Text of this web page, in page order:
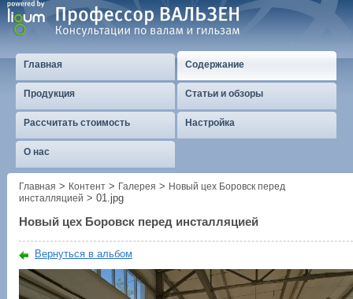
Главная Содержание
Продукция Статьи и обзоры
Рассчитать стоимость Настройка
О нас
Главная > Контент > Галерея > Новый цех Боровск перед
инсталляцией > 01.jpg
Новый цех Боровск перед инсталляцией
Вернуться в альбом